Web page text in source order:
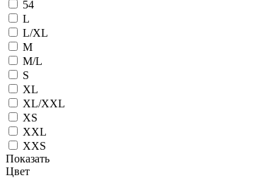
54
L
L/XL
M
M/L
S
XL
XL/XXL
XS
XXL
XXS
Показать
Цвет